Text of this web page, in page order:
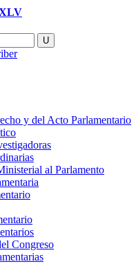
y del Acto Parlamentario
al Parlamento
Congreso